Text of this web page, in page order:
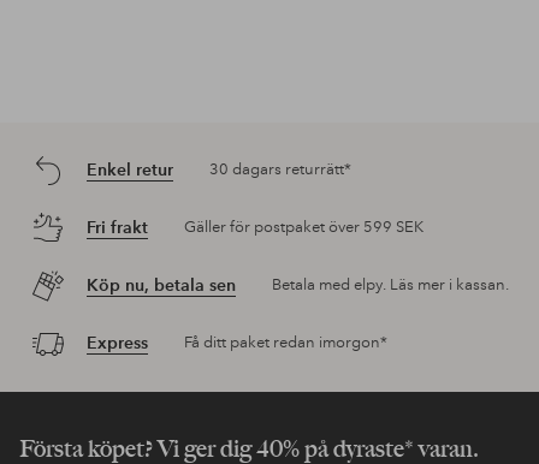
Enkel retur 30 dagars returrätt*
Fri frakt Gäller för postpaket över 599 SEK
Köp nu, betala sen Betala med elpy. Läs mer i kassan.
Express Få ditt paket redan imorgon*
Första köpet? Vi ger dig 40% på dyraste* varan.